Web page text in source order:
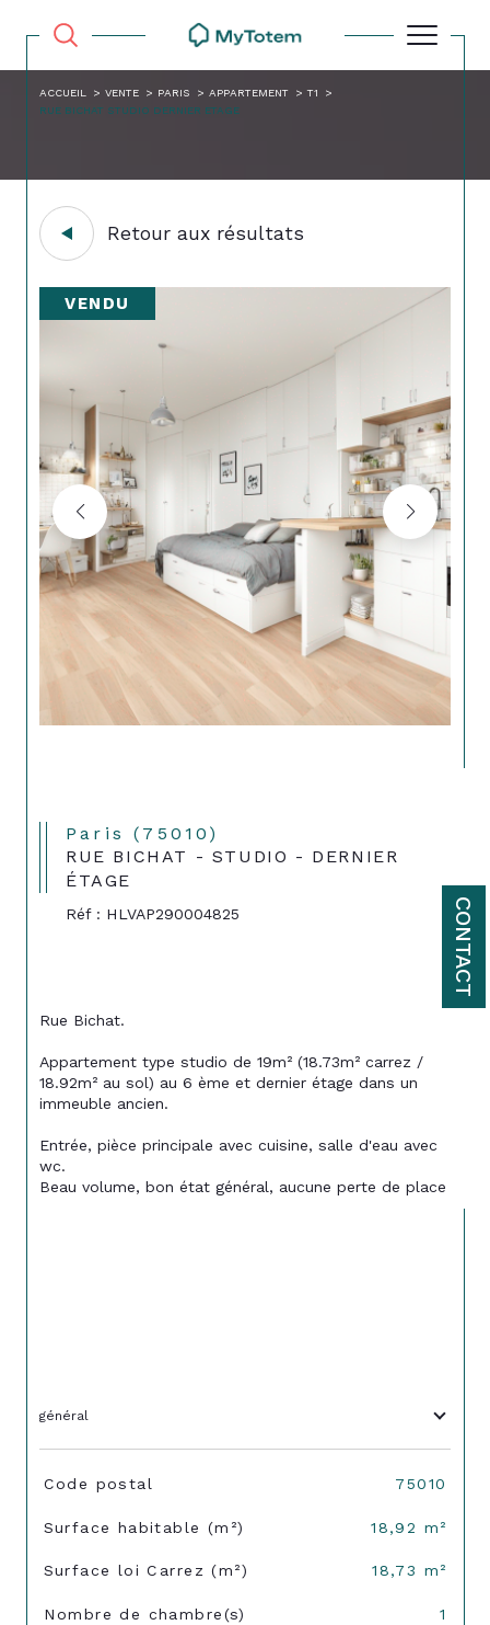
CONTACT
ACCUEIL VENTE PARIS APPARTEMENT
T1
RUE BICHAT STUDIO DERNIER ETAGE
Retour aux résultats
VENDU
Paris (75010)
RUE BICHAT - STUDIO - DERNIER
ÉTAGE
Réf : HLVAP290004825
Rue Bichat.
Appartement type studio de 19m² (18.73m² carrez /
18.92m² au sol) au 6 ème et dernier étage dans un
immeuble ancien.
Entrée, pièce principale avec cuisine, salle d'eau avec
wc.
Beau volume, bon état général, aucune perte de place
général
TRAD_SIROCCO_Caracteristique
Code postal 75010
Surface habitable (m²) 18,92 m²
Surface loi Carrez (m²) 18,73 m²
Nombre de chambre(s) 1